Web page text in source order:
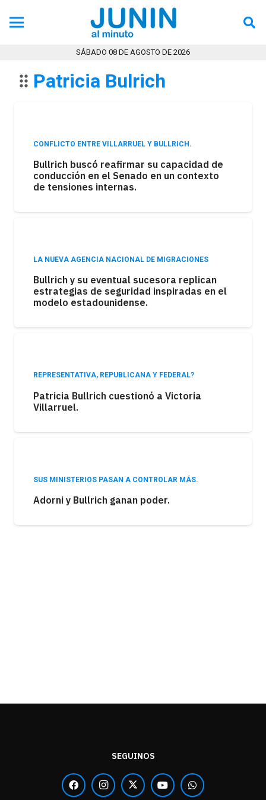
SÁBADO 08 DE AGOSTO DE 2026
drag_indicator Patricia Bulrich
CONFLICTO ENTRE VILLARRUEL Y BULLRICH.
Bullrich buscó reafirmar su capacidad de
conducción en el Senado en un contexto
de tensiones internas.
LA NUEVA AGENCIA NACIONAL DE MIGRACIONES
Bullrich y su eventual sucesora replican
estrategias de seguridad inspiradas en el
modelo estadounidense.
REPRESENTATIVA, REPUBLICANA Y FEDERAL?
Patricia Bullrich cuestionó a Victoria
Villarruel.
SUS MINISTERIOS PASAN A CONTROLAR MÁS.
Adorni y Bullrich ganan poder.
SEGUINOS